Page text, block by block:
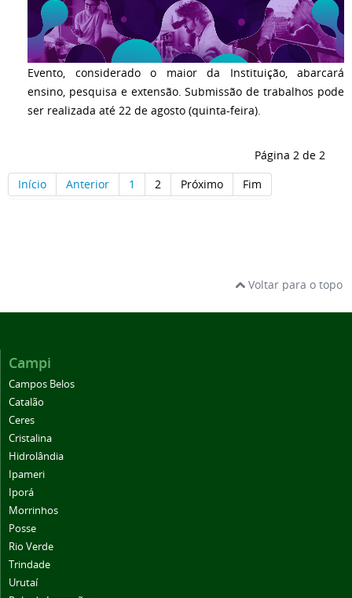
Evento, considerado o maior da Instituição, abarcará
ensino, pesquisa e extensão. Submissão de trabalhos pode
ser realizada até 22 de agosto (quinta-feira).
Página 2 de 2
Início
Anterior 1 2 Próximo Fim
Voltar para o topo
Campi
Campos Belos
Catalão
Ceres
Cristalina
Hidrolândia
Ipameri
Iporá
Morrinhos
Posse
Rio Verde
Trindade
Urutaí